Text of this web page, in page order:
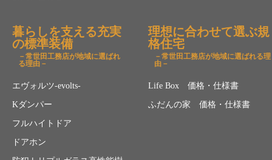
暮らしを支える充実
の標準装備
－常世田工務店が地域に選ばれ
る理由－
エヴォルツ-evolts-
Kダンパー
フルハイトドア
ドアホン
理想に合わせて選ぶ規
格住宅
－常世田工務店が地域に選ばれる理
由－
Life Box 価格・仕様書
ふだんの家 価格・仕様書